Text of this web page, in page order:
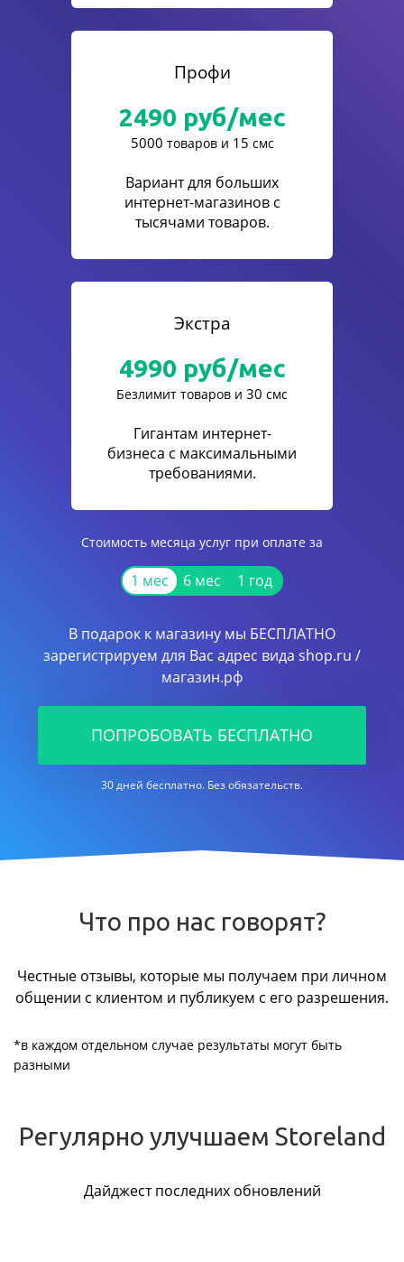
Профи
2490 руб/мес
5000 товаров и 15 смс
Вариант для больших
интернет-магазинов с
тысячами товаров.
Экстра
4990 руб/мес
Безлимит товаров и 30 смс
Гигантам интернет-
бизнеса с максимальными
требованиями.
Стоимость месяца услуг при оплате за
1 мес 6 мес 1 год
В подарок к магазину мы БЕСПЛАТНО
зарегистрируем для Вас адрес вида shop.ru /
магазин.рф
ПОПРОБОВАТЬ БЕСПЛАТНО
30 дней бесплатно. Без обязательств.
Что про нас говорят?
Честные отзывы, которые мы получаем при личном
общении с клиентом и публикуем с его разрешения.
*в каждом отдельном случае результаты могут быть
разными
Регулярно улучшаем Storeland
Дайджест последних обновлений